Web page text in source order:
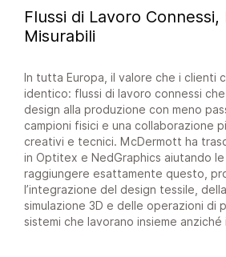
Flussi di Lavoro Connessi,
Misurabili
In tutta Europa, il valore che i clienti
identico: flussi di lavoro connessi
design alla produzione con meno
campioni fisici e una collaborazione
creativi e tecnici. McDermott ha
in Optitex e NedGraphics aiutando
raggiungere esattamente questo,
l’integrazione del design tessile,
simulazione 3D e delle operazioni di
sistemi che lavorano insieme anziché